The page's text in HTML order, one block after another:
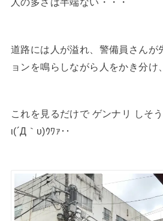
道路には人が溢れ、警備員さんが
ョンを鳴らしながら人をかき分け
これを見るだけで ゲンナリ しそう
ι(´Д｀υ)ｳﾜｧ･･